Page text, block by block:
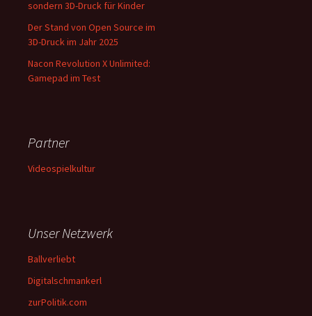
sondern 3D-Druck für Kinder
Der Stand von Open Source im
3D-Druck im Jahr 2025
Nacon Revolution X Unlimited:
Gamepad im Test
Partner
Videospielkultur
Unser Netzwerk
Ballverliebt
Digitalschmankerl
zurPolitik.com